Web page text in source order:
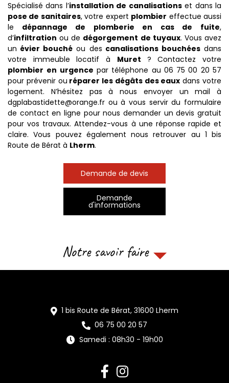
Spécialisé dans l’installation de canalisationset dans la
pose de sanitaires, votre expert plombier effectue aussi
le dépannage de plomberie en cas de fuite,
d’infiltration ou de dégorgement de tuyaux. Vous avez
un évier bouché ou des canalisations bouchéesdans
votre immeuble locatif à Muret ? Contactez votre
plombier en urgence par téléphone au 06 75 00 20 57
pour prévenir ou réparer les dégâts des eaux dans votre
logement. N’hésitez pas à nous envoyer un mail à
dgplabastidette@orange.fr ou à vous servir du formulaire
de contact en ligne pour nous demander un devis gratuit
pour vos travaux. Attendez-vous à une réponse rapide et
claire. Vous pouvez également nous retrouver au 1 bis
Route de Bérat à Lherm.
Demande de devis
Demande
d'informations
Notre savoir faire
1 bis Route de Bérat, 31600 Lherm
06 75 00 20 57
Samedi : 08h30 - 19h00